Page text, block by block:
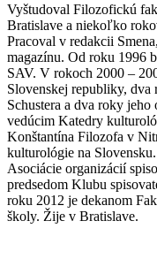
Vyštudoval Filozofickú
Bratislave a niekoľko
Pracoval v redakcii
magazínu. Od roku 1996
SAV. V rokoch 2000 –
Slovenskej republiky,
Schustera a dva roky
vedúcim Katedry
Konštantína Filozofa v
kulturológie na
Asociácie organizácií
predsedom Klubu
roku 2012 je dekanom
školy. Žije v Bratislave.